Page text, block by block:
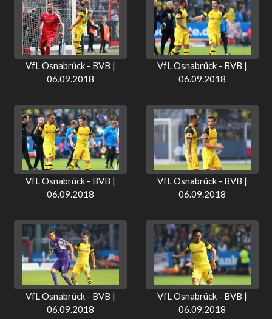
VfL Osnabrück - BVB |
06.09.2018
VfL Osnabrück - BVB |
06.09.2018
VfL Osnabrück - BVB |
06.09.2018
VfL Osnabrück - BVB |
06.09.2018
VfL Osnabrück - BVB |
06.09.2018
VfL Osnabrück - BVB |
06.09.2018